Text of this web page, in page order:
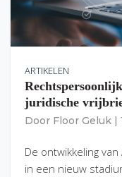
ARTIKELEN
juridische
Door Floor Geluk
De ontwikkeling
in een nieuw